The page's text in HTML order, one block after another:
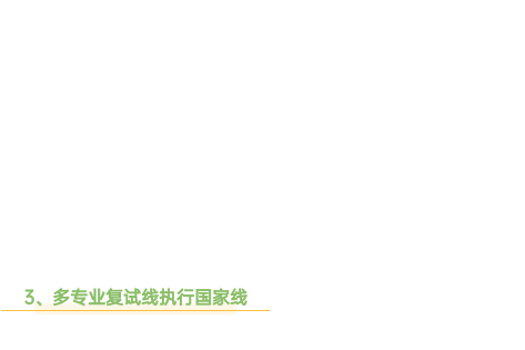
3、多专业复试线执行国家线